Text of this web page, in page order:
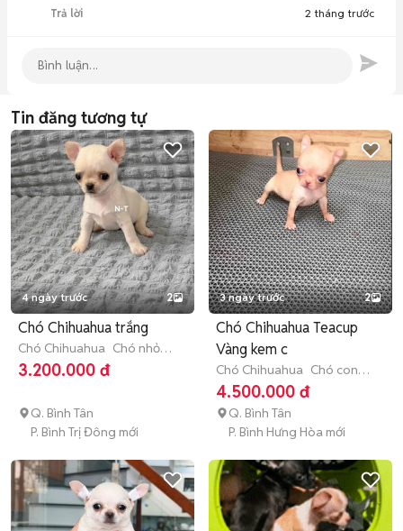
Trả lời 2 tháng trước
Tin đăng tương tự
4 ngày trước 2
Chó Chihuahua trắng
Chó Chihuahua Chó nhỏ
(dưới 1 năm tuổi)
3.200.000 đ
Q. Bình Tân
P. Bình Trị Đông mới
3 ngày trước 2
Chó Chihuahua Teacup
Vàng kem c
Chó Chihuahua Chó con
(dưới 3 tháng tuổi)
4.500.000 đ
Q. Bình Tân
P. Bình Hưng Hòa mới